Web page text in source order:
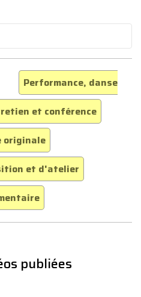
Performance, danse
et conférence
originale
et d'atelier
publiées